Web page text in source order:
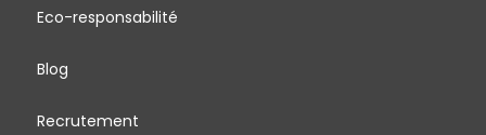
Eco-responsabilité
Blog
Recrutement